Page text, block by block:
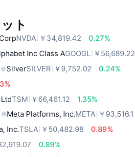
ト
NVDA ￥34,819.42
0.27%
Inc Class AGOOGL ￥56,689.22
SilverSILVER ￥9,752.02
0.24%
TSM ￥66,461.12
1.35%
Meta Platforms, Inc.META ￥93,516.1
Inc.TSLA ￥50,482.98
0.89%
0.89%